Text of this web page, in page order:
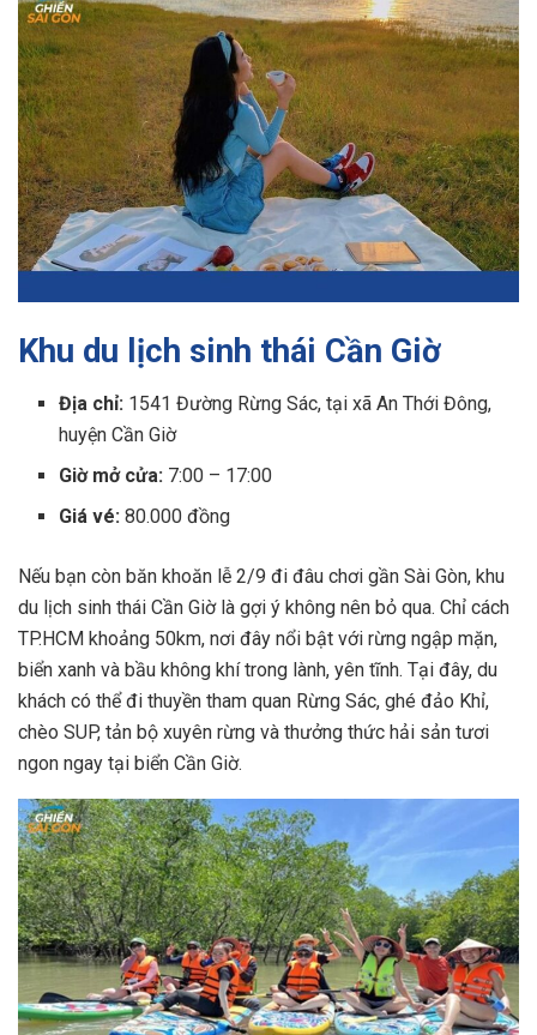
Khu du lịch sinh thái Cần Giờ
Địa chỉ: 1541 Đường Rừng Sác, tại xã An Thới Đông,
huyện Cần Giờ
Giờ mở cửa: 7:00 – 17:00
Giá vé: 80.000 đồng
Nếu bạn còn băn khoăn lễ 2/9 đi đâu chơi gần Sài Gòn, khu
du lịch sinh thái Cần Giờ là gợi ý không nên bỏ qua. Chỉ cách
TP.HCM khoảng 50km, nơi đây nổi bật với rừng ngập mặn,
biển xanh và bầu không khí trong lành, yên tĩnh. Tại đây, du
khách có thể đi thuyền tham quan Rừng Sác, ghé đảo Khỉ,
chèo SUP, tản bộ xuyên rừng và thưởng thức hải sản tươi
ngon ngay tại biển Cần Giờ.